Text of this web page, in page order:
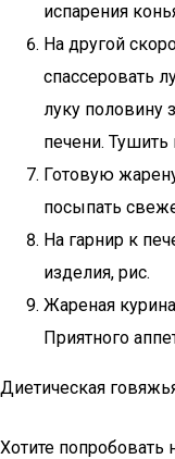
испарения
На другой
спассеровать
луку половину
печени. Тушить
Готовую
посыпать
На гарнир к
изделия, рис.
Жареная
Приятного
Диетическая
Хотите